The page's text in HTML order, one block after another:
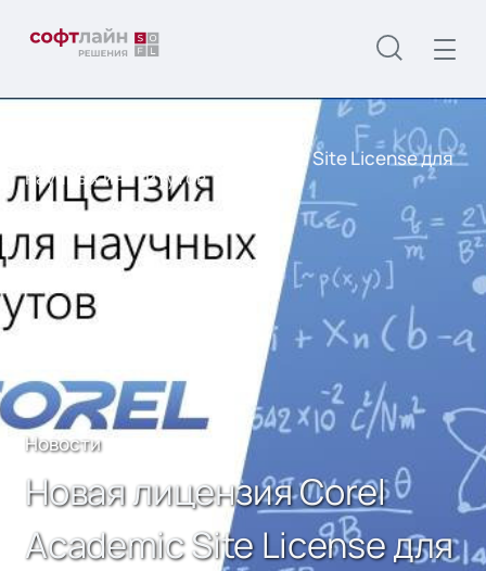
Новая лицензия Corel Academic Site License для
научных институтов
Новости
Новая лицензия Corel
Academic Site License для